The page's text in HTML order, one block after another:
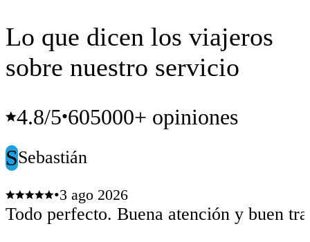
Lo que dicen los viajeros
sobre nuestro servicio
4.8/5•605000+ opiniones
SSebastián
•3 ago 2026
Todo perfecto. Buena atención y buen